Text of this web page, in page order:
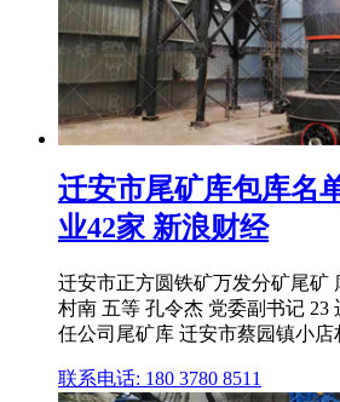
迁安市尾矿库包库名
业42家 新浪财经
迁安市正方圆铁矿万发分矿尾矿
村南 五等 孔令杰 党委副书记 23
任公司尾矿库 迁安市蔡园镇小店
联系电话: 180 3780 8511